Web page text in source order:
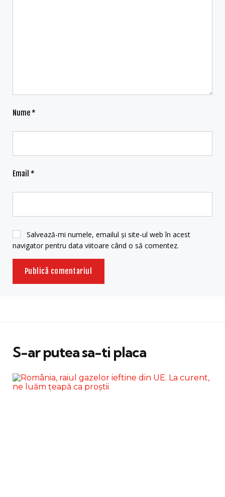
Nume*
Email *
Salvează-mi numele, emailul și site-ul web în acest
navigator pentru data viitoare când o să comentez.
S-ar putea sa-ti placa